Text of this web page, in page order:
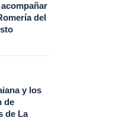
del
y los
de
de La